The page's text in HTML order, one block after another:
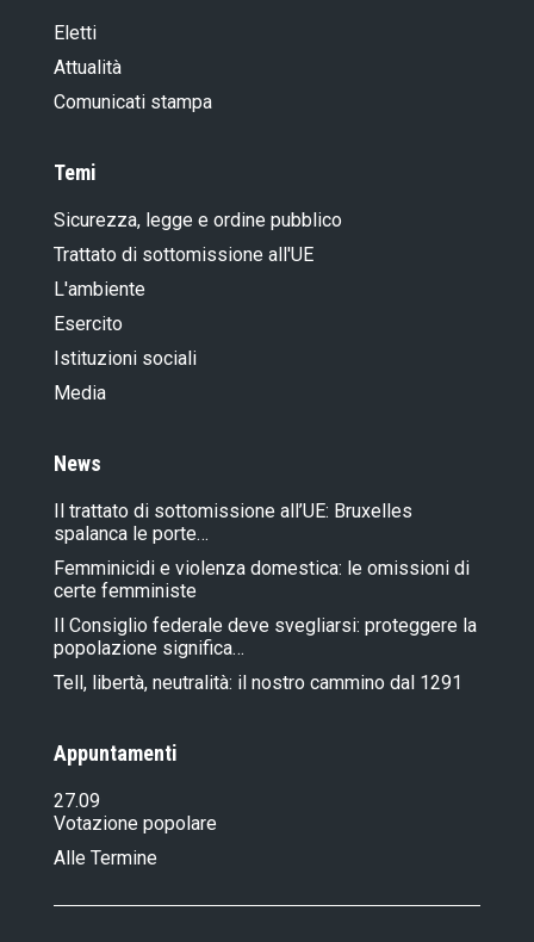
Eletti
Attualità
Comunicati stampa
Temi
Sicurezza, legge e ordine pubblico
Trattato di sottomissione all'UE
L'ambiente
Esercito
Istituzioni sociali
Media
News
Il trattato di sottomissione all’UE: Bruxelles
spalanca le porte…
Femminicidi e violenza domestica: le omissioni di
certe femministe
Il Consiglio federale deve svegliarsi: proteggere la
popolazione significa…
Tell, libertà, neutralità: il nostro cammino dal 1291
Appuntamenti
27.09
Votazione popolare
Alle Termine